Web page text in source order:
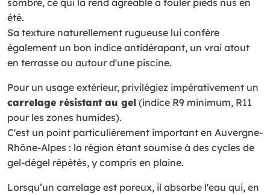
été.
Sa texture naturellement rugueuse lui confère
également un bon indice antidérapant, un vrai atout
en terrasse ou autour d'une piscine.
Pour un usage extérieur, privilégiez impérativement un
carrelage résistant au gel (indice R9 minimum, R11
pour les zones humides).
C'est un point particulièrement important en Auvergne-
Rhône-Alpes : la région étant soumise à des cycles de
gel-dégel répétés, y compris en plaine.
Lorsqu’un carrelage est poreux, il absorbe l'eau qui, en